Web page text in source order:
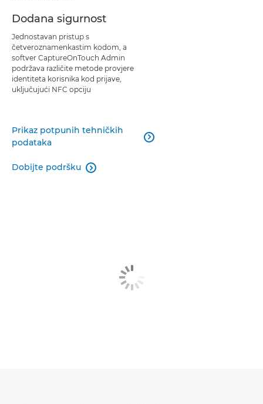
Dodana sigurnost
Jednostavan pristup s
četveroznamenkastim kodom, a
softver CaptureOnTouch Admin
podržava različite metode provjere
identiteta korisnika kod prijave,
uključujući NFC opciju
Prikaz potpunih tehničkih
podataka

Dobijte podršku 